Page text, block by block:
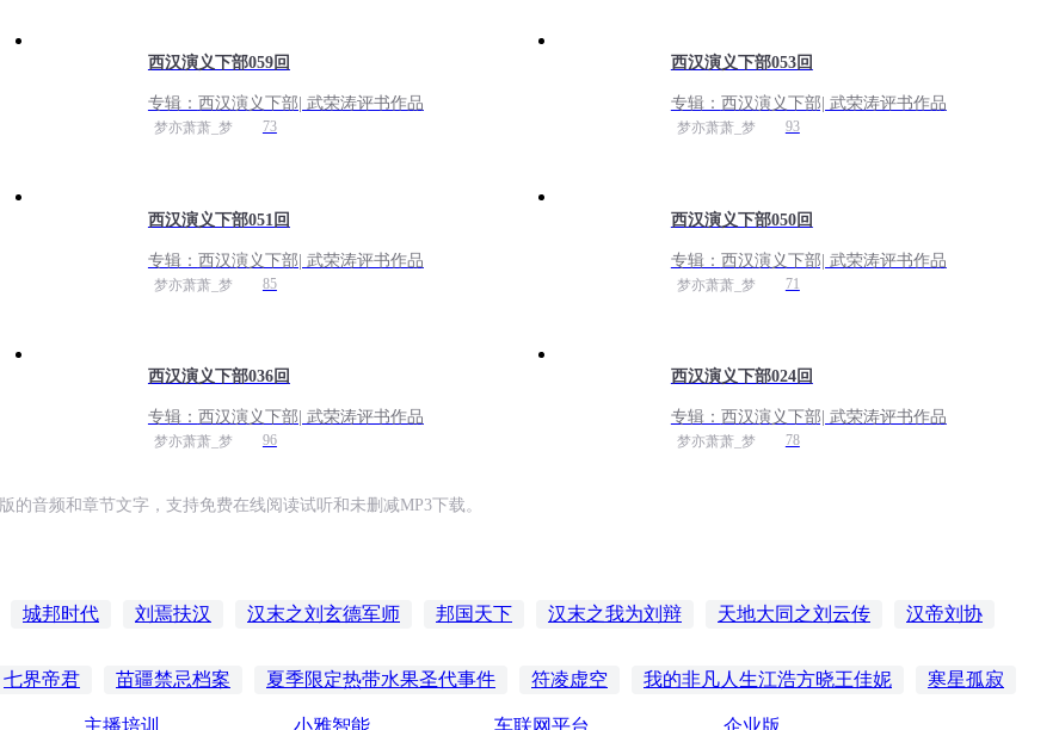
西汉演义下部059回
专辑： 西汉演义下部| 武荣涛评书作品
梦亦萧萧_梦 73
西汉演义下部053回
专辑： 西汉演义下部| 武荣涛评书作品
梦亦萧萧_梦 93
西汉演义下部051回
专辑： 西汉演义下部| 武荣涛评书作品
梦亦萧萧_梦 85
西汉演义下部050回
专辑： 西汉演义下部| 武荣涛评书作品
梦亦萧萧_梦 71
西汉演义下部036回
专辑： 西汉演义下部| 武荣涛评书作品
梦亦萧萧_梦 96
西汉演义下部024回
专辑： 西汉演义下部| 武荣涛评书作品
梦亦萧萧_梦 78
音频和章节文字，支持免费在线阅读试听和未删减MP3下载。
城邦时代 刘焉扶汉 汉末之刘玄德军师 邦国天下 汉末之我为刘辩 天地大同之刘云传 汉帝刘协
不是流氓 刘邦在现代 我的岳父是刘邦 刘邦日记 异界神邦 季汉演义 那时汉朝1刘邦崛起楚汉争霸
七界帝君 苗疆禁忌档案 夏季限定热带水果圣代事件 符凌虚空 我的非凡人生江浩方晓王佳妮 寒星孤寂